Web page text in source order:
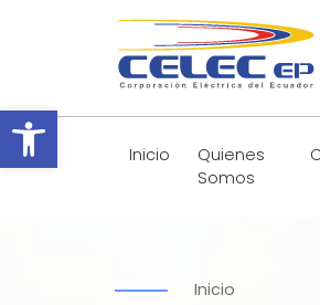
Abrir barra de
Inicio
Quienes
Somos
Inicio